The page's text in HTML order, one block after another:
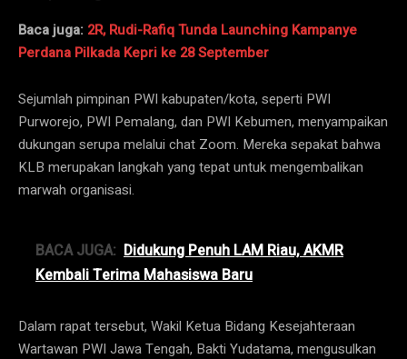
Baca juga: 2R, Rudi-Rafiq Tunda Launching Kampanye
Perdana Pilkada Kepri ke 28 September
Sejumlah pimpinan PWI kabupaten/kota, seperti PWI
Purworejo, PWI Pemalang, dan PWI Kebumen, menyampaikan
dukungan serupa melalui chat Zoom. Mereka sepakat bahwa
KLB merupakan langkah yang tepat untuk mengembalikan
marwah organisasi.
BACA JUGA: Didukung Penuh LAM Riau, AKMR
Kembali Terima Mahasiswa Baru
Dalam rapat tersebut, Wakil Ketua Bidang Kesejahteraan
Wartawan PWI Jawa Tengah, Bakti Yudatama, mengusulkan